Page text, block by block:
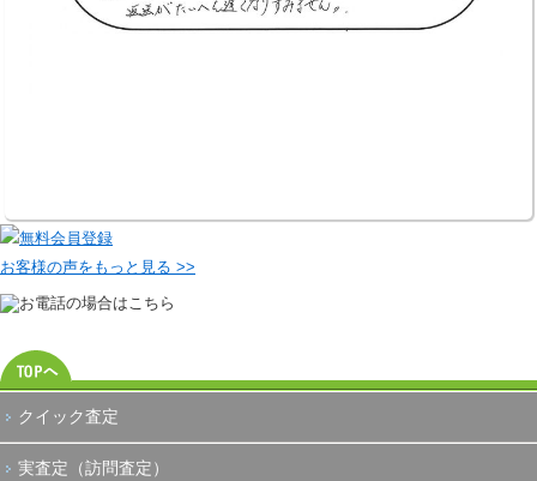
お客様の声をもっと見る >>
クイック査定
実査定（訪問査定）